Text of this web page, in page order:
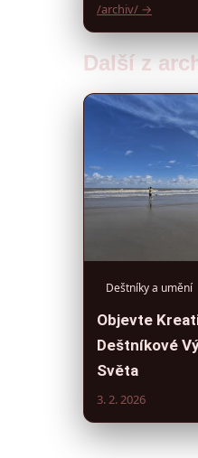
/archiv/ →
Další z
Deštníky a umění
Objevte
Deštníkové
Světa
3. 2. 2026